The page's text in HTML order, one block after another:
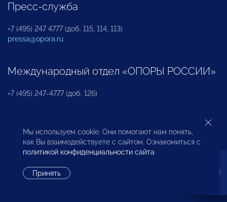
Пресс-служба
+7 (495) 247 4777 (доб. 115, 114, 113)
pressa@opora.ru
Международный отдел «ОПОРЫ РОССИИ»
+7 (495) 247-4777 (доб. 126)
Бюро по защите прав предпринимателей и
инвесторов
Мы используем cookie. Они помогают нам понять,
как Вы взаимодействуете с сайтом. Ознакомиться с
политикой конфиденциальности сайта.
Принять